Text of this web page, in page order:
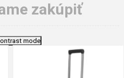
zakúpiť
mode